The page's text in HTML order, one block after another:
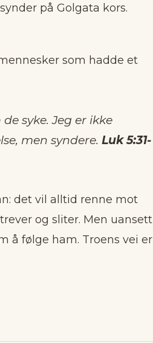
på Golgata kors.
som hadde et
syke. Jeg er ikke
men syndere. Luk 5:31-
det vil alltid renne mot
og sliter. Men uansett
å følge ham. Troens vei er